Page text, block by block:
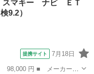
チ ＳＤナビ／ホンダ
スマキー ナビ ＥＴ
9.2）
提携サイト 7月18日